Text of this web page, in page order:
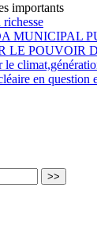
importants
MUNICIPAL
LE POUVOIR
le
en question
>>